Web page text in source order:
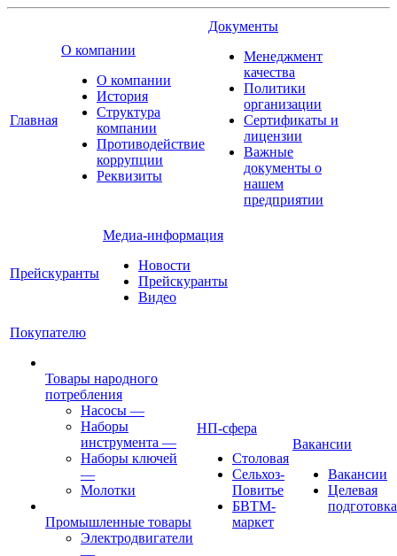
Главная
О компании
О компании
История
Структура
компании
Противодействие
коррупции
Реквизиты
Документы
Менеджмент
качества
Политики
организации
Сертификаты и
лицензии
Важные
документы о
нашем
предприятии
Прейскуранты
Медиа-информация
Новости
Прейскуранты
Видео
Покупателю
Товары народного
потребления
Насосы —
Наборы
инструмента —
Наборы ключей
—
Молотки
Промышленные товары
Электродвигатели
НП-сфера
Столовая
Сельхоз-
Повитье
БВТМ-
маркет
Вакансии
Вакансии
Целевая
подготовка